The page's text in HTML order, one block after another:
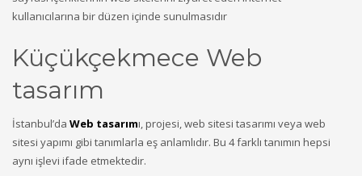
kullanıcılarına bir düzen içinde sunulmasıdır
Küçükçekmece Web
tasarım
İstanbul’da Web tasarımı, projesi, web sitesi tasarımı veya web
sitesi yapımı gibi tanımlarla eş anlamlıdır. Bu 4 farklı tanımın hepsi
aynı işlevi ifade etmektedir.